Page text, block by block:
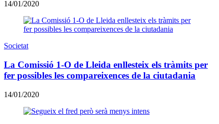
14/01/2020
Societat
La Comissió 1-O de Lleida enllesteix els tràmits per
fer possibles les compareixences de la ciutadania
14/01/2020